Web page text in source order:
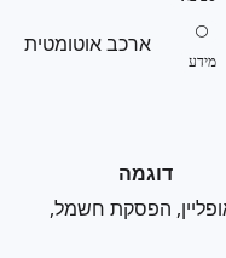
ארכב אוטומטית
חשמל,